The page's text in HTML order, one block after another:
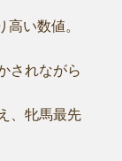
い数値。
されながら
、牝馬最先